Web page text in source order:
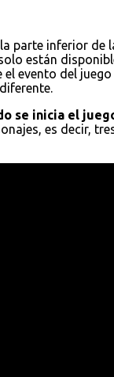
parte inferior de
están
el evento del
se inicia el
es decir,